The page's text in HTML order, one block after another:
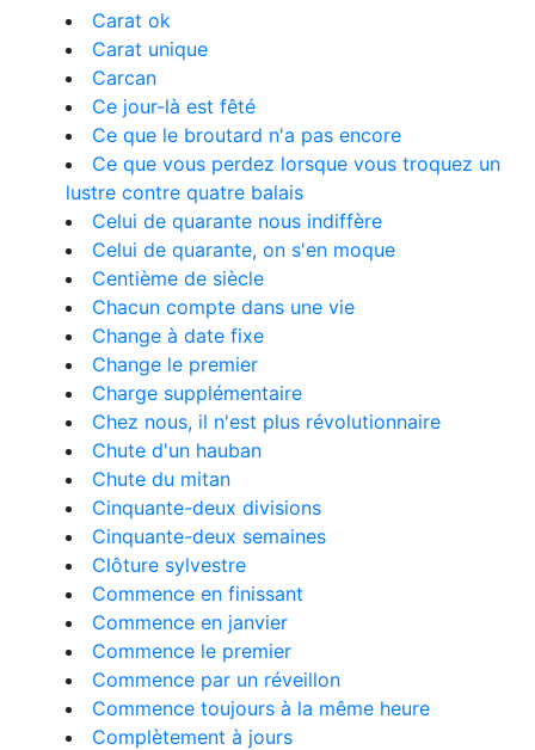
Carat ok
Carat unique
Carcan
Ce jour-là est fêté
Ce que le broutard n'a pas encore
Ce que vous perdez lorsque vous troquez un
lustre contre quatre balais
Celui de quarante nous indiffère
Celui de quarante, on s'en moque
Centième de siècle
Chacun compte dans une vie
Change à date fixe
Change le premier
Charge supplémentaire
Chez nous, il n'est plus révolutionnaire
Chute d'un hauban
Chute du mitan
Cinquante-deux divisions
Cinquante-deux semaines
Clôture sylvestre
Commence en finissant
Commence en janvier
Commence le premier
Commence par un réveillon
Commence toujours à la même heure
Complètement à jours